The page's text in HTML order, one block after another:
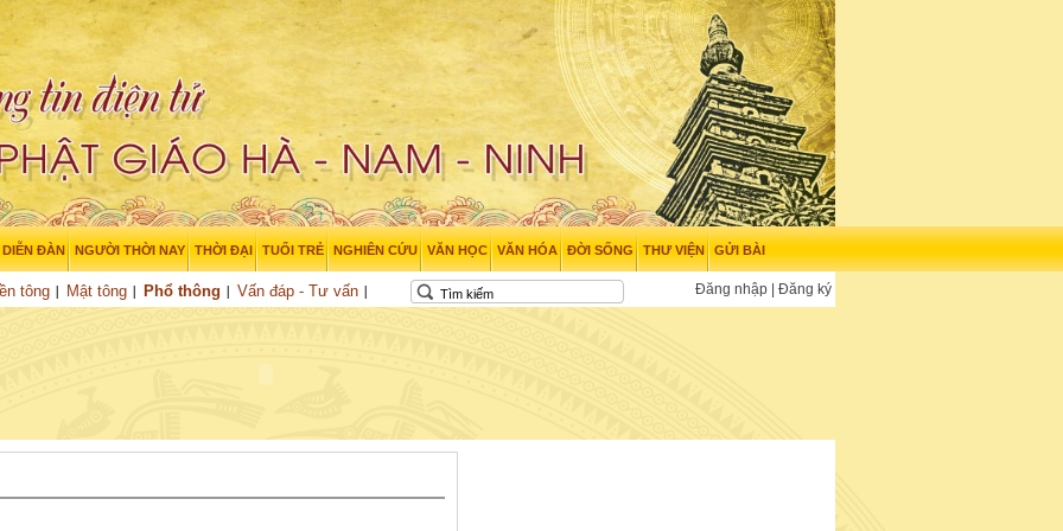
tông Mật tông Phổ thông Vấn đáp - Tư vấn
DIỄN ĐÀN NGƯỜI THỜI NAY THỜI ĐẠI TUỔI TRẺ NGHIÊN CỨU VĂN HỌC VĂN HÓA ĐỜI SỐNG THƯ VIỆN GỬI BÀI
Đăng nhập Đăng ký